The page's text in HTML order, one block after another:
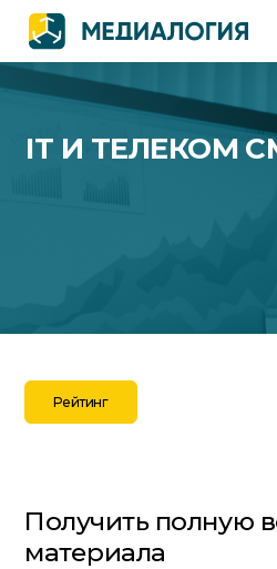
IT И ТЕЛЕКОМ
Рейтинг
Получить полную
материала